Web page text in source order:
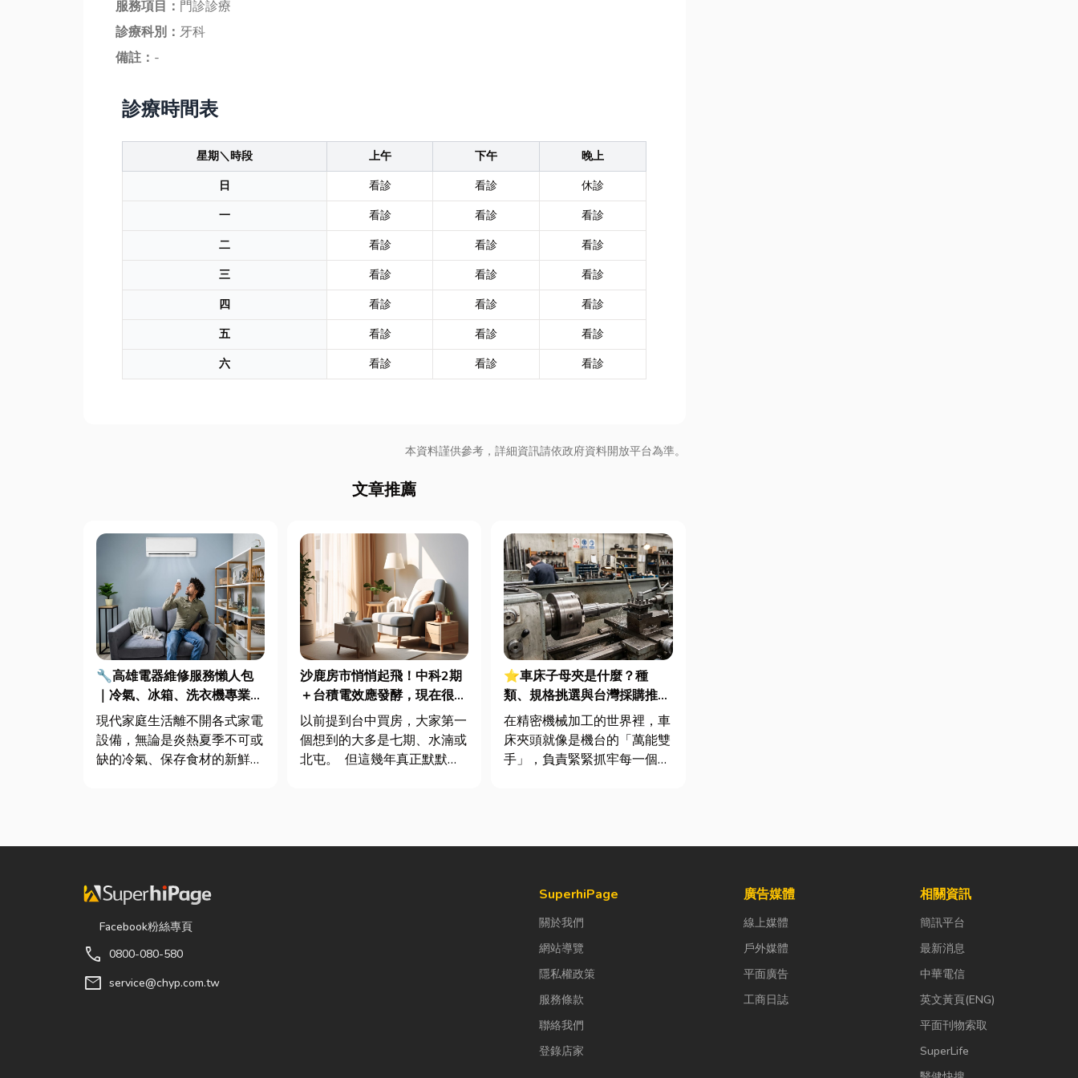
服務項目： 門診診療
診療科別： 牙科
備註： -
診療時間表
星期＼時段 上午 下午
晚上
日
看診 看診
休診
一
看診 看診
看診
二
看診 看診
看診
三
看診 看診
看診
四
看診 看診
看診
五
看診 看診
看診
六
看診 看診 看診
本資料謹供參考，詳細資訊請依政府資料開放平台為準。
文章推薦
🔧高雄電器維修服務懶人包
｜冷氣、冰箱、洗衣機專業維
修
現代家庭生活離不開各式家電
設備，無論是炎熱夏季不可或
缺的冷氣、保存食材的新鮮冰
降...
沙鹿房市悄悄起飛！中科2期
＋台積電效應發酵，現在很多
人開始看海線
以前提到台中買房，大家第一
個想到的大多是七期、水湳或
北屯。 但這幾年真正默默崛
⭐車床子母夾是什麼？種
類、規格挑選與台灣採購推薦
完整指南
在精密機械加工的世界裡，車
床夾頭就像是機台的「萬能雙
手」，負責緊緊抓牢每一個旋
具」的...
Facebook粉絲專頁
call 0800-080-580
mail service@chyp.com.tw
SuperhiPage
關於我們
網站導覽
隱私權政策
服務條款
聯絡我們
登錄店家
廣告媒體
線上媒體
戶外媒體
平面廣告
工商日誌
相關資訊
簡訊平台
最新消息
中華電信
英文黃頁(ENG)
平面刊物索取
SuperLife